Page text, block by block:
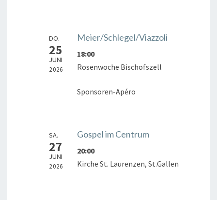
DO.
25
JUNI
2026
Meier/Schlegel/Viazzoli
18:00
Rosenwoche Bischofszell
Sponsoren-Apéro
SA.
27
JUNI
2026
Gospel im Centrum
20:00
Kirche St. Laurenzen, St.Gallen